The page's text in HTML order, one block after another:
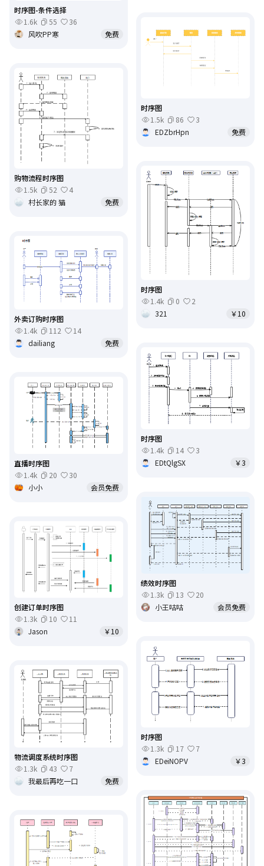
时序图-条件选择
1.6k
55
36
风吹PP寒
免费
时序图
1.5k
86
3
EDZbrHpn
免费
购物流程时序图
1.5k
52
4
村长家的 猫
免费
时序图
1.4k
0
2
321
￥10
外卖订购时序图
1.4k
112
14
dailiang
免费
时序图
1.4k
14
3
EDtQlgSX
￥3
直播时序图
1.4k
20
30
小小
会员免费
绩效时序图
1.3k
13
20
小王咕咕
会员免费
创建订单时序图
1.3k
10
11
Jason
￥10
时序图
1.3k
17
7
EDeiNOPV
￥3
物流调度系统时序图
1.3k
43
7
我最后再吃一口
免费